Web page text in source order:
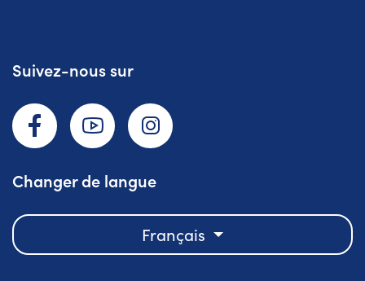
Suivez-nous sur
Changer de langue
Français